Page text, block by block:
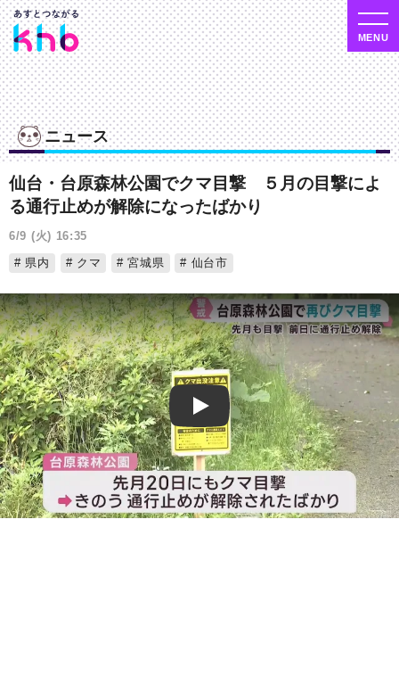
ニュース
仙台・台原森林公園でクマ目撃 ５月の目撃によ
る通行止めが解除になったばかり
6/9 (火) 16:35
県内
クマ 宮城県 仙台市
Play